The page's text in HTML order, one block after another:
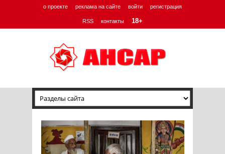
о проекте реклама на сайте войти регистрация
RSS контакты 18+